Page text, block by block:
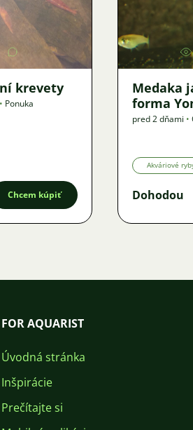
krevety
• Ponuka
Chcem kúpiť
Medaka
forma
pred 2 dňami •
Akváriové
Dohodou
FOR AQUARIST
Úvodná stránka
Inšpirácie
Prečítajte si